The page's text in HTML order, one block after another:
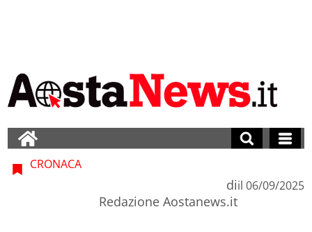
CRONACA
di
Redazione Aostanews.it
il 06/09/2025